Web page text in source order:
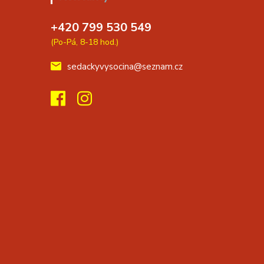
+420 799 530 549
(Po-Pá, 8-18 hod.)
sedackyvysocina@seznam.cz